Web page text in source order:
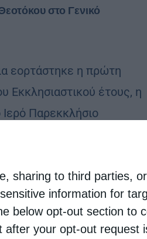
sharing to third parties, or
information for
below opt-out section to
after your opt-out request
στο Γενικό
εορτάστηκε η πρώτη
Εκκλησιαστικού έτους, η
Παρεκκλήσιο
…